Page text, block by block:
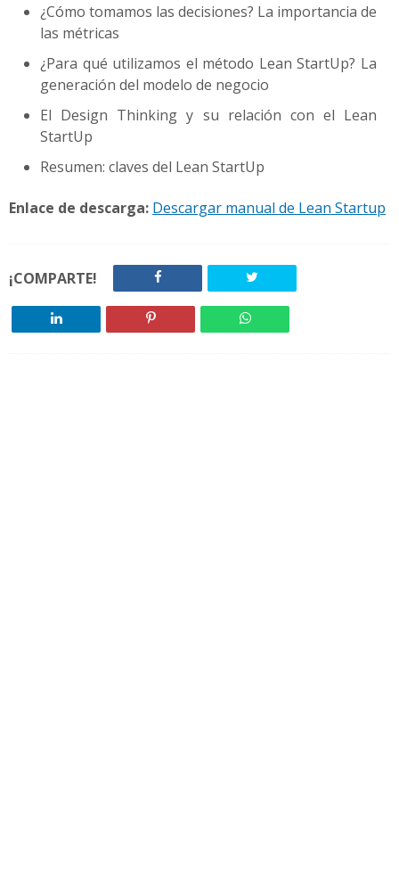
¿Cómo tomamos las decisiones? La importancia de
las métricas
¿Para qué utilizamos el método Lean StartUp? La
generación del modelo de negocio
El Design Thinking y su relación con el Lean
StartUp
Resumen: claves del Lean StartUp
Enlace de descarga: Descargar manual de Lean Startup
¡COMPARTE!